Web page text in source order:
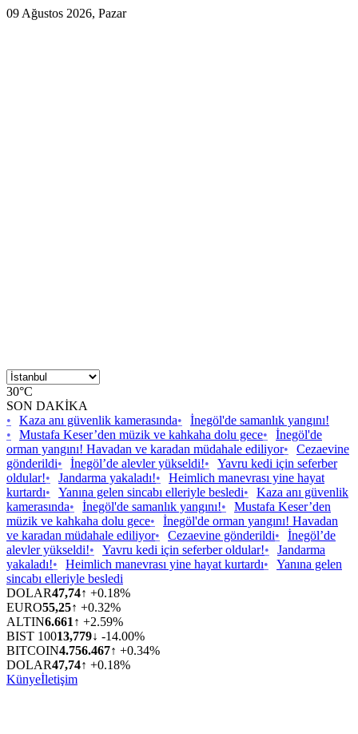
09 Ağustos 2026, Pazar
30°C
SON DAKİKA
•
Kaza anı güvenlik kamerasında•
İnegöl'de samanlık yangını!
•
Mustafa Keser’den müzik ve kahkaha dolu gece•
İnegöl'de
orman yangını! Havadan ve karadan müdahale ediliyor•
Cezaevine
gönderildi• İnegöl’de alevler yükseldi!•
Yavru kedi için seferber
oldular!• Jandarma yakaladı!•
Heimlich manevrası yine hayat
kurtardı• Yanına gelen sincabı elleriyle besledi•
Kaza anı güvenlik
kamerasında• İnegöl'de samanlık yangını!•
Mustafa Keser’den
müzik ve kahkaha dolu gece•
İnegöl'de orman yangını! Havadan
ve karadan müdahale ediliyor• Cezaevine gönderildi•
İnegöl’de
alevler yükseldi!• Yavru kedi için seferber oldular!•
Jandarma
yakaladı!• Heimlich manevrası yine hayat kurtardı•
Yanına gelen
sincabı elleriyle besledi
DOLAR47,74↑ +0.18%
EURO55,25↑ +0.32%
ALTIN6.661 ↑ +2.59%
BIST 10013,779↓ -14.00%
BITCOIN4.756.467↑ +0.34%
DOLAR47,74↑ +0.18%
Künyeİletişim